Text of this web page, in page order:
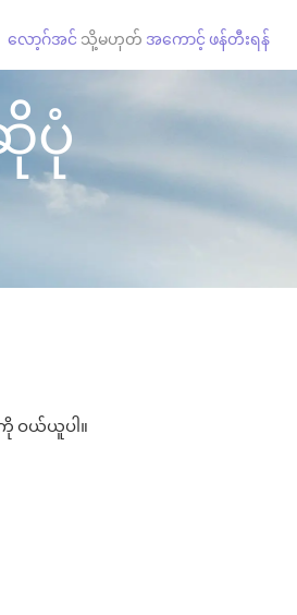
လော့ဂ်အင် သို့မဟုတ် အကောင့် ဖန်တီးရန်
ပုံ
ဝယ်ယူပါ။